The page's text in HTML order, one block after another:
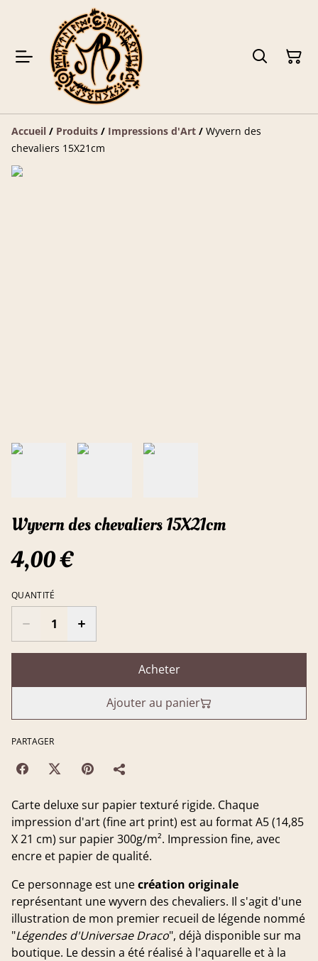
Accueil / Produits / Impressions d'Art / Wyvern des
chevaliers 15X21cm
Wyvern des chevaliers 15X21cm
4,00 €
QUANTITÉ
Acheter
Ajouter au panier
PARTAGER
Carte deluxe sur papier texturé rigide. Chaque
impression d'art (fine art print) est au format A5 (14,85
X 21 cm) sur papier 300g/m². Impression fine, avec
encre et papier de qualité.
Ce personnage est unecréation originale
représentant une wyvern des chevaliers. Il s'agit d'une
illustration de mon premier recueil de légende nommé
"Légendes d'Universae Draco", déjà disponible sur ma
boutique. Le dessin a été réalisé à l'aquarelle et à la